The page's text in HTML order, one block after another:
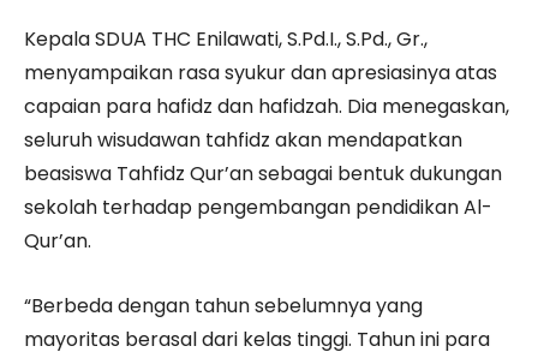
Kepala SDUA THC Enilawati, S.Pd.I., S.Pd., Gr.,
menyampaikan rasa syukur dan apresiasinya atas
capaian para hafidz dan hafidzah. Dia menegaskan,
seluruh wisudawan tahfidz akan mendapatkan
beasiswa Tahfidz Qur’an sebagai bentuk dukungan
sekolah terhadap pengembangan pendidikan Al-
Qur’an.
“Berbeda dengan tahun sebelumnya yang
mayoritas berasal dari kelas tinggi. Tahun ini para